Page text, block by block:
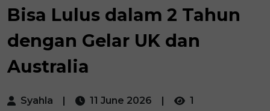
Bisa Lulus dalam 2 Tahun
dengan Gelar UK dan
Australia
Syahla | 11 June 2026 | 1